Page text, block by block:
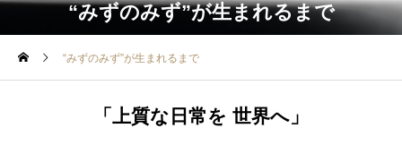
“みずのみず”が生まれるまで
“みずのみず”が生まれるまで
「上質な日常を 世界へ」